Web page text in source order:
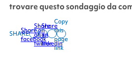
trovare questo sondaggio da
SHAREShare on
facebook
Share
on x
twitter
Share
on
linkedin
Copy
this
page
link